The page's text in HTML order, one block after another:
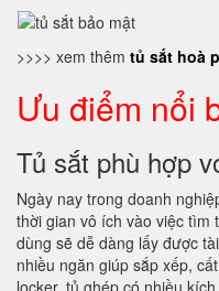
>>>> xem thêm tủ sắt hoà
Ưu điểm nổi
Tủ sắt phù hợp
Ngày nay trong doanh
thời gian vô ích vào việc tìm
dùng sẽ dễ dàng lấy được
nhiều ngăn giúp sắp xếp,
locker, tủ ghép có nhiều